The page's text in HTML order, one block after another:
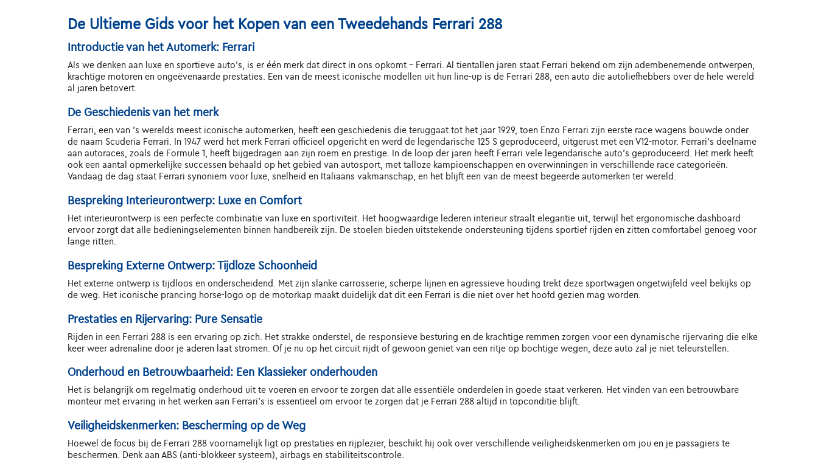
De Ultieme Gids voor het Kopen van een Tweedehands Ferrari 288
Introductie van het Automerk: Ferrari
Als we denken aan luxe en sportieve auto's, is er één merk dat direct in ons opkomt - Ferrari. Al tientallen jaren staat Ferrari bekend om zijn adembenemende ontwerpen,
krachtige motoren en ongeëvenaarde prestaties. Een van de meest iconische modellen uit hun line-up is de Ferrari 288, een auto die autoliefhebbers over de hele wereld
al jaren betovert.
De Geschiedenis van het merk
Ferrari, een van 's werelds meest iconische automerken, heeft een geschiedenis die teruggaat tot het jaar 1929, toen Enzo Ferrari zijn eerste race wagens bouwde onder
de naam Scuderia Ferrari. In 1947 werd het merk Ferrari officieel opgericht en werd de legendarische 125 S geproduceerd, uitgerust met een V12-motor. Ferrari's deelname
aan autoraces, zoals de Formule 1, heeft bijgedragen aan zijn roem en prestige. In de loop der jaren heeft Ferrari vele legendarische auto's geproduceerd. Het merk heeft
ook een aantal opmerkelijke successen behaald op het gebied van autosport, met talloze kampioenschappen en overwinningen in verschillende race categorieën.
Vandaag de dag staat Ferrari synoniem voor luxe, snelheid en Italiaans vakmanschap, en het blijft een van de meest begeerde automerken ter wereld.
Bespreking Interieurontwerp: Luxe en Comfort
Het interieurontwerp is een perfecte combinatie van luxe en sportiviteit. Het hoogwaardige lederen interieur straalt elegantie uit, terwijl het ergonomische dashboard
ervoor zorgt dat alle bedieningselementen binnen handbereik zijn. De stoelen bieden uitstekende ondersteuning tijdens sportief rijden en zitten comfortabel genoeg voor
lange ritten.
Bespreking Externe Ontwerp: Tijdloze Schoonheid
Het externe ontwerp is tijdloos en onderscheidend. Met zijn slanke carrosserie, scherpe lijnen en agressieve houding trekt deze sportwagen ongetwijfeld veel bekijks op
de weg. Het iconische prancing horse-logo op de motorkap maakt duidelijk dat dit een Ferrari is die niet over het hoofd gezien mag worden.
Prestaties en Rijervaring: Pure Sensatie
Rijden in een Ferrari 288 is een ervaring op zich. Het strakke onderstel, de responsieve besturing en de krachtige remmen zorgen voor een dynamische rijervaring die elke
keer weer adrenaline door je aderen laat stromen. Of je nu op het circuit rijdt of gewoon geniet van een ritje op bochtige wegen, deze auto zal je niet teleurstellen.
Onderhoud en Betrouwbaarheid: Een Klassieker onderhouden
Het is belangrijk om regelmatig onderhoud uit te voeren en ervoor te zorgen dat alle essentiële onderdelen in goede staat verkeren. Het vinden van een betrouwbare
monteur met ervaring in het werken aan Ferrari's is essentieel om ervoor te zorgen dat je Ferrari 288 altijd in topconditie blijft.
Veiligheidskenmerken: Bescherming op de Weg
Hoewel de focus bij de Ferrari 288 voornamelijk ligt op prestaties en rijplezier, beschikt hij ook over verschillende veiligheidskenmerken om jou en je passagiers te
beschermen. Denk aan ABS (anti-blokkeer systeem), airbags en stabiliteitscontrole.